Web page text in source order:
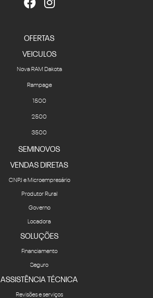
OFERTAS
VEICULOS
Nova RAM Dakota
Rampage
1500
2500
3500
SEMINOVOS
VENDAS DIRETAS
CNPJ e Microempresário
Produtor Rural
Governo
Locadora
SOLUÇÕES
Financiamento
Seguro
ASSISTÊNCIA TÉCNICA
Revisões e serviços